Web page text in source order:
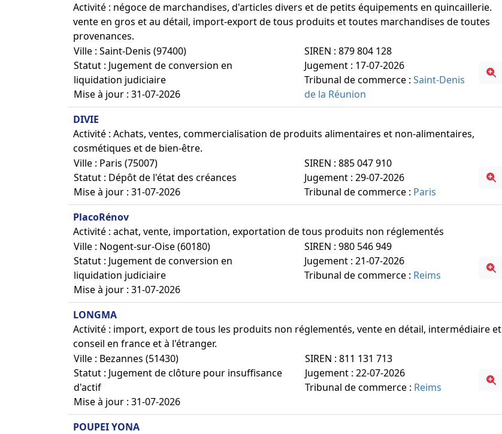
Activité : négoce de marchandises, d'articles divers et de petits équipements en quincaillerie.
vente en gros et au détail, import-export de tous produits et toutes marchandises de toutes
provenances.
Ville : Saint-Denis (97400)
Statut : Jugement de conversion en
liquidation judiciaire
Mise à jour : 31-07-2026
SIREN : 879 804 128
Jugement : 17-07-2026
Tribunal de commerce : Saint-Denis
de la Réunion
DIVIE
Activité : Achats, ventes, commercialisation de produits alimentaires et non-alimentaires,
cosmétiques et de bien-être.
Ville : Paris (75007)
Statut : Dépôt de l'état des créances
Mise à jour : 31-07-2026
SIREN : 885 047 910
Jugement : 29-07-2026
Tribunal de commerce : Paris
PlacoRénov
Activité : achat, vente, importation, exportation de tous produits non réglementés
Ville : Nogent-sur-Oise (60180)
Statut : Jugement de conversion en
liquidation judiciaire
Mise à jour : 31-07-2026
SIREN : 980 546 949
Jugement : 21-07-2026
Tribunal de commerce : Reims
LONGMA
Activité : import, export de tous les produits non réglementés, vente en détail, intermédiaire et
conseil en france et à l'étranger.
Ville : Bezannes (51430)
Statut : Jugement de clôture pour insuffisance
d'actif
Mise à jour : 31-07-2026
SIREN : 811 131 713
Jugement : 22-07-2026
Tribunal de commerce : Reims
POUPEI YONA